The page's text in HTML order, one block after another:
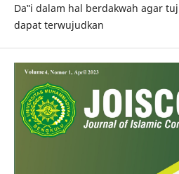
Da‟i dalam hal berdakwah agar
dapat terwujudkan